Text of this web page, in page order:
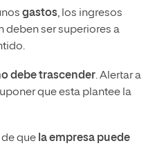
gastos, los ingresos
deben ser superiores a
debe trascender. Alertar a
que esta plantee la
de que la empresa puede